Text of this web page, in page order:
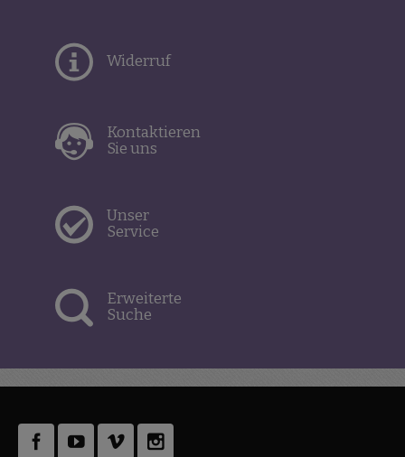
Widerruf
Kontaktieren
Sie uns
Unser
Service
Erweiterte
Suche